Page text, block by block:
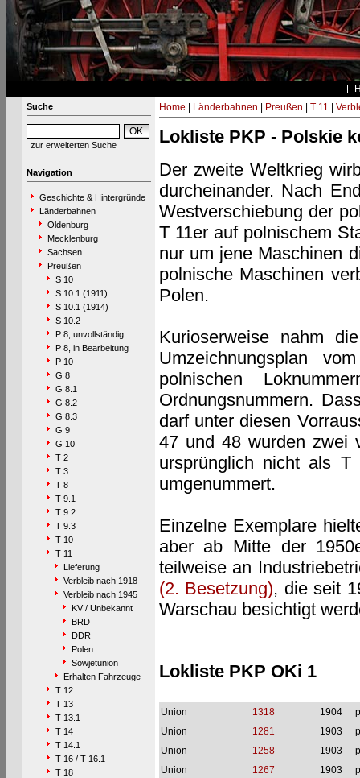
Suche
zur erweiterten Suche
Navigation
Geschichte & Hintergründe
Länderbahnen
Oldenburg
Mecklenburg
Sachsen
Preußen
S 10
S 10.1 (1911)
S 10.1 (1914)
S 10.2
P 8, unvollständig
P 8, in Bearbeitung
P 10
G 8
G 8.1
G 8.2
G 8.3
G 9
G 10
T 2
T 3
T 8
T 9.1
T 9.2
T 9.3
T 10
T 11
Lieferung
Verbleib nach 1918
Verbleib nach 1945
KV / Unbekannt
BRD
DDR
Polen
Sowjetunion
Erhalten Fahrzeuge
T 12
T 13
T 13.1
T 14
T 14.1
T 16 / T 16.1
T 18
Home Länderbahnen Preußen T 11
Lokliste PKP - Polskie
Der zweite Weltkrieg
durcheinander. Nach
Westverschiebung der
T 11er auf polnischem
nur um jene Maschinen
polnische Maschinen
Polen.
Kurioserweise nahm
Umzeichnungsplan
polnischen
Ordnungsnummern.
darf unter diesen
47 und 48 wurden zwei
ursprünglich nicht als
umgenummert.
Einzelne Exemplare
aber ab Mitte der
teilweise an
(2. Besetzung), die seit
Warschau besichtigt
Lokliste PKP OKi 1
Union 1318 1904
Union
1281 1903
Union
1258 1903
Union
1267 1903